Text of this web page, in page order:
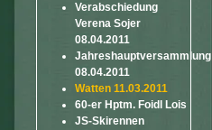
Verabschiedung
Verena Sojer
08.04.2011
Jahreshauptversammlung
08.04.2011
Watten 11.03.2011
60-er Hptm. Foidl Lois
JS-Skirennen